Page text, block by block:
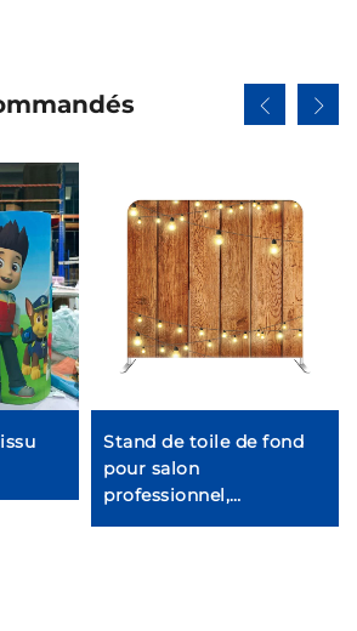
Stand de toile de fond
pour salon
professionnel,
exposition, fête ou